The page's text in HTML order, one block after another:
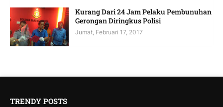
Kurang Dari 24 Jam Pelaku Pembunuhan
Gerongan Diringkus Polisi
Jumat, Februari 17, 2017
TRENDY POSTS